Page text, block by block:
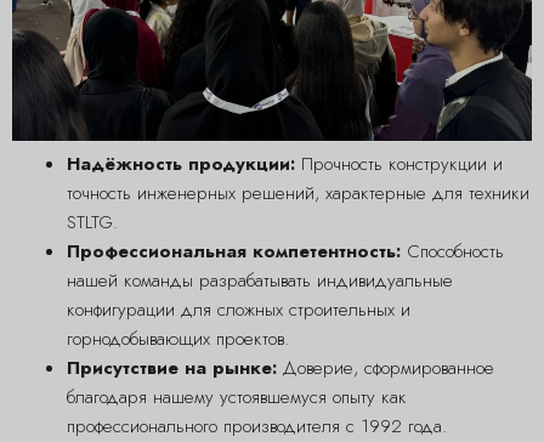
Надёжность продукции: Прочность конструкции и
точность инженерных решений, характерные для техники
STLTG.
Профессиональная компетентность: Способность
нашей команды разрабатывать индивидуальные
конфигурации для сложных строительных и
горнодобывающих проектов.
Присутствие на рынке: Доверие, сформированное
благодаря нашему устоявшемуся опыту как
профессионального производителя с 1992 года.